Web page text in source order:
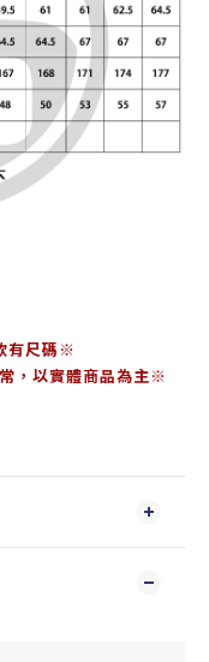
有尺碼※
，以實體商品為主※